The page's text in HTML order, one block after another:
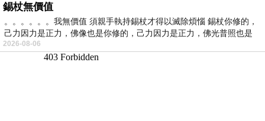
錫杖無價值
。。。。。。我無價值 須親手執持錫杖才得以滅除煩惱 錫杖你修的，
己力因力是正力，佛像也是你修的，己力因力是正力，佛光普照也是
2026-08-06